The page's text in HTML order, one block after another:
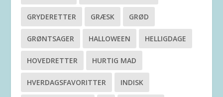
GRYDERETTER GRÆSK GRØD
GRØNTSAGER HALLOWEEN HELLIGDAGE
HOVEDRETTER HURTIG MAD
HVERDAGSFAVORITTER INDISK